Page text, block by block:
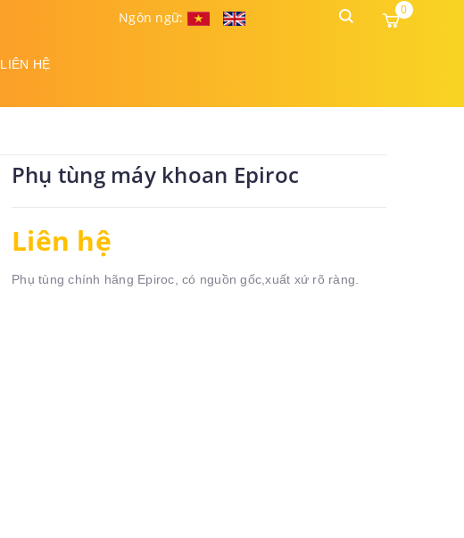
Ngôn ngữ: 0
LIÊN HỆ
Phụ tùng máy khoan Epiroc
Liên hệ
Phụ tùng chính hãng Epiroc, có nguồn gốc,xuất xứ rõ ràng.